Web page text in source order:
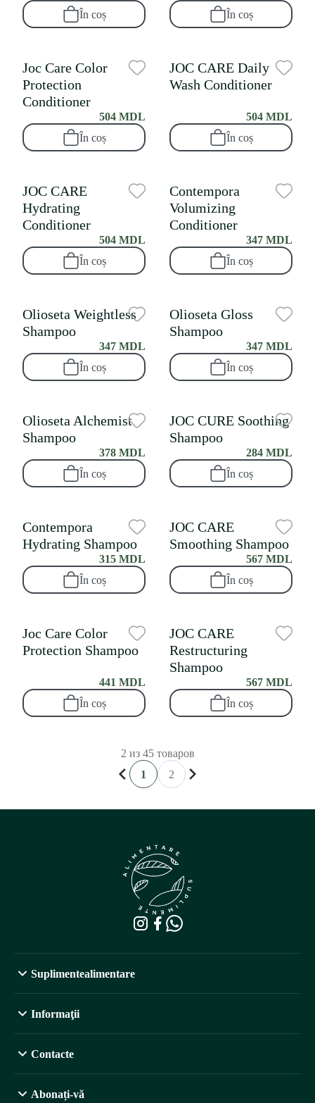
În coș
În coș
Joc Care Color
Protection
Conditioner
504 MDL
În coș
JOC CARE Daily
Wash Conditioner
504 MDL
În coș
JOC CARE
Hydrating
Conditioner
504 MDL
În coș
Contempora
Volumizing
Conditioner
347 MDL
În coș
Olioseta Weightless
Shampoo
347 MDL
În coș
Olioseta Gloss
Shampoo
347 MDL
În coș
Olioseta Alchemist
Shampoo
378 MDL
În coș
JOC CURE Soothing
Shampoo
284 MDL
În coș
Contempora
Hydrating Shampoo
315 MDL
În coș
JOC CARE
Smoothing Shampoo
567 MDL
În coș
Joc Care Color
Protection Shampoo
441 MDL
În coș
JOC CARE
Restructuring
Shampoo
567 MDL
În coș
2 из 45 товаров
1
2
Suplimentealimentare
Informaţii
Contacte
Abonați-vă